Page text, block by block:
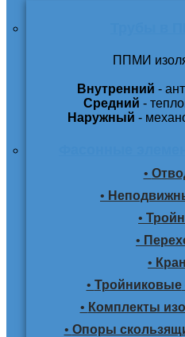
ППМИ
Внутренний -
Средний -
Наружный -
•
•
•
•
•
• Тройниковые
• Комплекты
• Опоры